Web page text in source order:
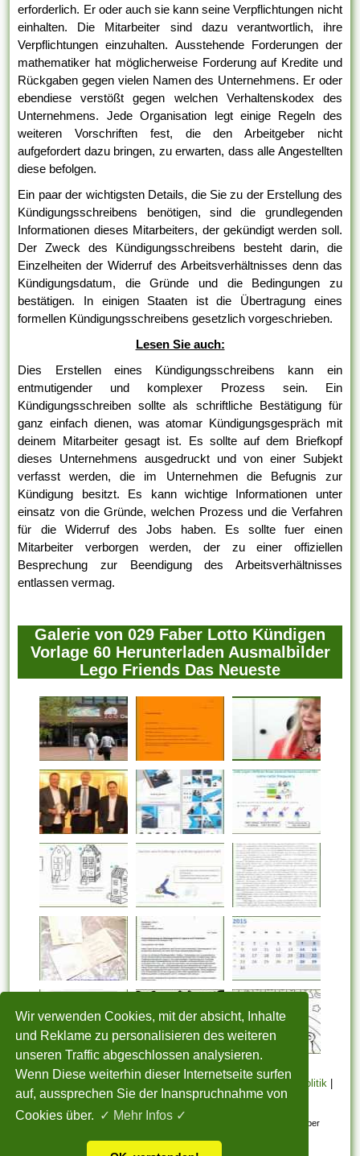
Wir verwenden Cookies, mit der absicht, Inhalte
und Reklame zu personalisieren des weiteren
unseren Traffic abgeschlossen analysieren.
Wenn Diese weiterhin dieser Internetseite surfen
auf, aussprechen Sie der Inanspruchnahme von
Cookies über. ✓ Mehr Infos ✓
erforderlich. Er oder auch sie kann seine Verpflichtungen nicht
einhalten. Die Mitarbeiter sind dazu verantwortlich, ihre
Verpflichtungen einzuhalten. Ausstehende Forderungen der
mathematiker hat möglicherweise Forderung auf Kredite und
Rückgaben gegen vielen Namen des Unternehmens. Er oder
ebendiese verstößt gegen welchen Verhaltenskodex des
Unternehmens. Jede Organisation legt einige Regeln des
weiteren Vorschriften fest, die den Arbeitgeber nicht
aufgefordert dazu bringen, zu erwarten, dass alle Angestellten
diese befolgen.
Ein paar der wichtigsten Details, die Sie zu der Erstellung des
Kündigungsschreibens benötigen, sind die grundlegenden
Informationen dieses Mitarbeiters, der gekündigt werden soll.
Der Zweck des Kündigungsschreibens besteht darin, die
Einzelheiten der Widerruf des Arbeitsverhältnisses denn das
Kündigungsdatum, die Gründe und die Bedingungen zu
bestätigen. In einigen Staaten ist die Übertragung eines
formellen Kündigungsschreibens gesetzlich vorgeschrieben.
Lesen Sie auch:
Dies Erstellen eines Kündigungsschreibens kann ein
entmutigender und komplexer Prozess sein. Ein
Kündigungsschreiben sollte als schriftliche Bestätigung für
ganz einfach dienen, was atomar Kündigungsgespräch mit
deinem Mitarbeiter gesagt ist. Es sollte auf dem Briefkopf
dieses Unternehmens ausgedruckt und von einer Subjekt
verfasst werden, die im Unternehmen die Befugnis zur
Kündigung besitzt. Es kann wichtige Informationen unter
einsatz von die Gründe, welchen Prozess und die Verfahren
für die Widerruf des Jobs haben. Es sollte fuer einen
Mitarbeiter verborgen werden, der zu einer offiziellen
Besprechung zur Beendigung des Arbeitsverhältnisses
entlassen vermag.
Galerie von 029 Faber Lotto Kündigen
Vorlage 60 Herunterladen Ausmalbilder
Lego Friends Das Neueste
Cookie Politik|
Copyright| Nutzungsbedingungen| Sitemap| Kontakt
Alle eingereichten Inhalte bleiben dem ursprünglichen Copyright-Inhaber
urheberrechtlich geschützt. Bitte beachten Sie: Bilder sind für den